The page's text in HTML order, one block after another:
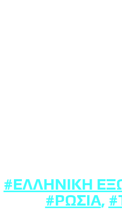
#ΕΛΛΗΝΙΚΉ
#ΡΩΣΊΑ,